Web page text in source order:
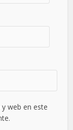
web en este